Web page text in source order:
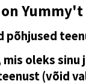
on
põhjused
oleks sinu
(võid